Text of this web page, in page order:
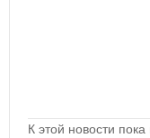
К этой новости